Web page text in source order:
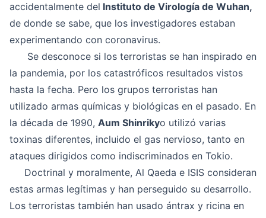
accidentalmente del Instituto de Virología de Wuhan,
de donde se sabe, que los investigadores estaban
experimentando con coronavirus.
Se desconoce si los terroristas se han inspirado en
la pandemia, por los catastróficos resultados vistos
hasta la fecha. Pero los grupos terroristas han
utilizado armas químicas y biológicas en el pasado. En
la década de 1990, Aum Shinrikyo utilizó varias
toxinas diferentes, incluido el gas nervioso, tanto en
ataques dirigidos como indiscriminados en Tokio.
Doctrinal y moralmente, Al Qaeda e ISIS consideran
estas armas legítimas y han perseguido su desarrollo.
Los terroristas también han usado ántrax y ricina en